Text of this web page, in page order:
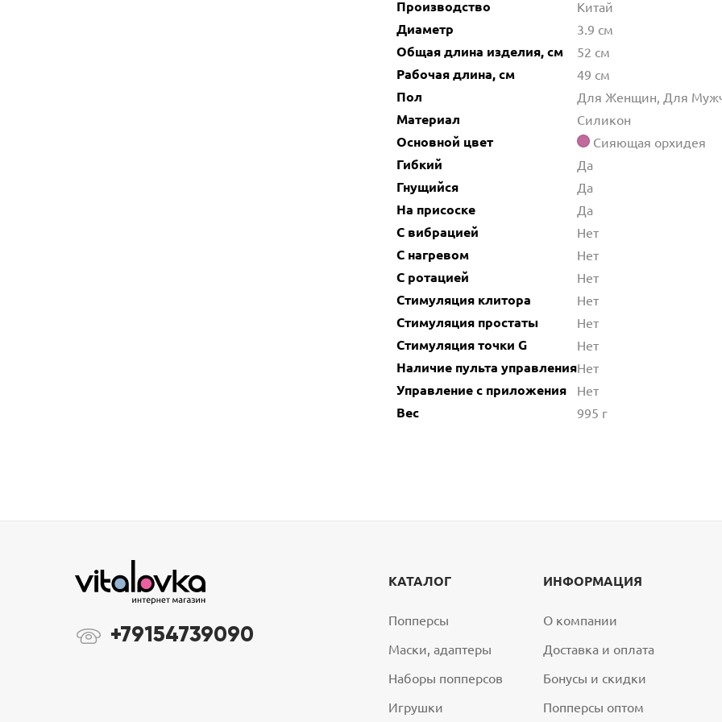
Производство Китай
Диаметр 3.9 см
Общая длина изделия, см 52 см
Рабочая длина, см 49 см
Пол Для Женщин, Для
Материал Силикон
Основной цвет Сияющая орхидея
Гибкий Да
Гнущийся Да
На присоске Да
С вибрацией Нет
С нагревом Нет
С ротацией Нет
Стимуляция клитора Нет
Стимуляция простаты Нет
Стимуляция точки G Нет
Наличие пульта управленияНет
Управление с приложения Нет
Вес 995 г
+79154739090
КАТАЛОГ
Попперсы
Маски, адаптеры
Наборы попперсов
Игрушки
ИНФОРМАЦИЯ
О компании
Доставка и оплата
Бонусы и скидки
Попперсы оптом